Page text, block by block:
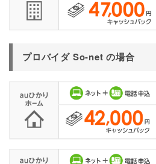
プロバイダ So-net の場合